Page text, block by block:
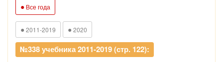
● Все года
● 2011-2019 ● 2020
№338 учебника 2011-2019 (стр. 122):